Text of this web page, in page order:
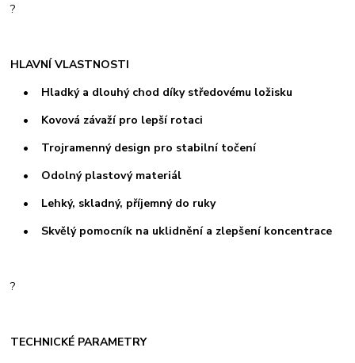
?
HLAVNÍ VLASTNOSTI
• Hladký a dlouhý chod díky středovému ložisku
• Kovová závaží pro lepší rotaci
• Trojramenný design pro stabilní točení
• Odolný plastový materiál
• Lehký, skladný, příjemný do ruky
• Skvělý pomocník na uklidnění a zlepšení koncentrace
?
TECHNICKÉ PARAMETRY